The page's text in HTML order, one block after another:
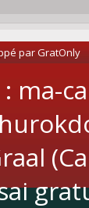
parGratOnly
ma-